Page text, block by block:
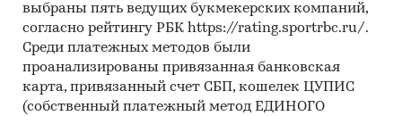
выбраны пять ведущих букмекерских компаний,
согласно рейтингу РБК https://rating.sportrbc.ru/.
Среди платежных методов были
проанализированы привязанная банковская
карта, привязанный счет СБП, кошелек ЦУПИС
(собственный платежный метод ЕДИНОГО